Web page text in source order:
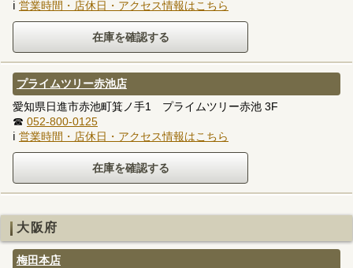
ℹ 営業時間・店休日・アクセス情報はこちら
プライムツリー赤池店
愛知県日進市赤池町箕ノ手1 プライムツリー赤池 3F
☎ 052-800-0125
ℹ 営業時間・店休日・アクセス情報はこちら
大阪府
梅田本店